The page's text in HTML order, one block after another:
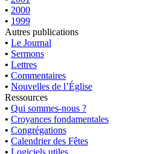
• 2000
• 1999
Autres publications
• Le Journal
• Sermons
• Lettres
• Commentaires
• Nouvelles de l’Église
Ressources
• Qui sommes-nous ?
• Croyances fondamentales
• Congrégations
• Calendrier des Fêtes
• Logiciels utiles